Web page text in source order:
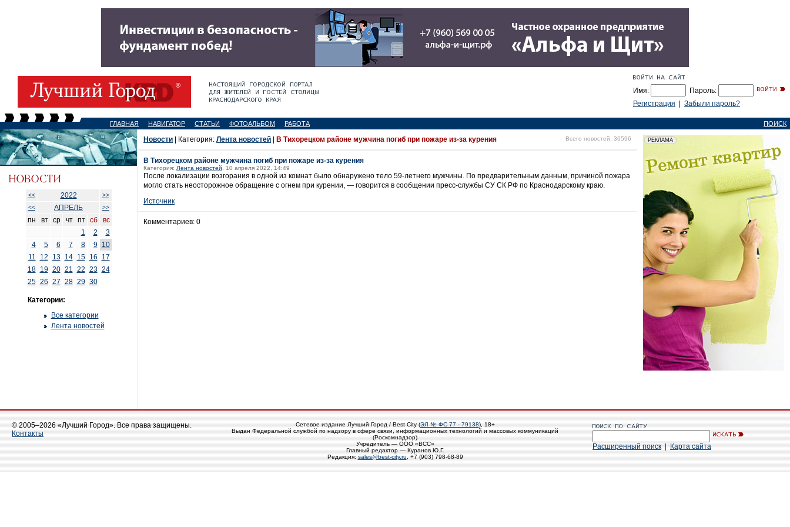
Имя:
Пароль:
Регистрация
Забыли пароль?
ГЛАВНАЯ НАВИГАТОР СТАТЬИ ФОТОАЛЬБОМ РАБОТА ПОИСК
<< 2022
>>
<<
АПРЕЛЬ >>
пн вт ср чт пт сб
вс
1
2
3
4
5 6 7 8 9
10
11
12 13 14 15 16
17
18
19 20 21 22 23 24
25 26 27 28 29 30
Категории:
Все категории
Лента новостей
Новости | Категория: Лента новостей В Тихорецком районе мужчина погиб при пожаре из-за курения Всего новостей: 36596
В Тихорецком районе мужчина погиб при пожаре из-за курения
Категория: Лента новостей , 10 апреля 2022, 14:49
После локализации возгорания в одной из комнат было обнаружено тело 59-летнего мужчины. По предварительным данным, причиной пожара
могло стать неосторожное обращение с огнем при курении, — говорится в сообщении пресс-службы СУ СК РФ по Краснодарскому краю.
Источник
Комментариев: 0
© 2005–2026 «Лучший Город». Все права защищены.
Контакты
Сетевое издание Лучший Город / Best City (ЭЛ № ФС 77 - 79138), 18+
Выдан Федеральной службой по надзору в сфере связи, информационных технологий и массовых коммуникаций
(Роскомнадзор)
Учредитель — ООО «ВСС»
Главный редактор — Куранов Ю.Г.
Редакция: sales@best-city.ru , +7 (903) 798-68-89
Расширенный поиск Карта сайта